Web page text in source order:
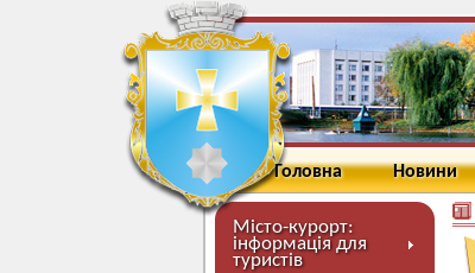
Головна Новини
Місто-курорт:
інформація для
туристів